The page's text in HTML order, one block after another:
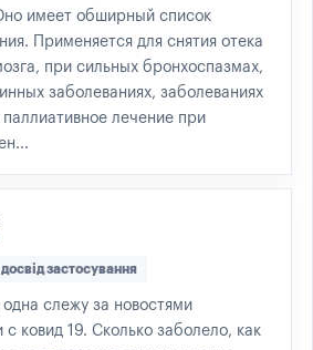
имеет обширный список
Применяется для снятия отека
при сильных бронхоспазмах,
заболеваниях, заболеваниях
паллиативное лечение при
досвід застосування
слежу за новостями
с ковид 19. Сколько заболело, как